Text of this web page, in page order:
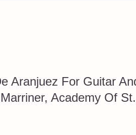
Aranjuez For Guitar
Academy Of